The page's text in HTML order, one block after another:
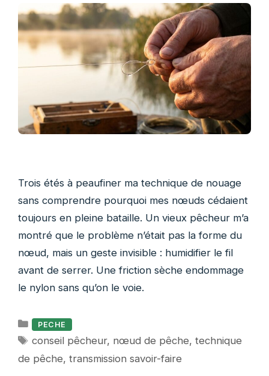
Trois étés à peaufiner ma technique de nouage
sans comprendre pourquoi mes nœuds cédaient
toujours en pleine bataille. Un vieux pêcheur m’a
montré que le problème n’était pas la forme du
nœud, mais un geste invisible : humidifier le fil
avant de serrer. Une friction sèche endommage
le nylon sans qu’on le voie.
Catégories
PECHE
Étiquettes
conseil pêcheur, nœud de pêche,technique
de pêche, transmission savoir-faire